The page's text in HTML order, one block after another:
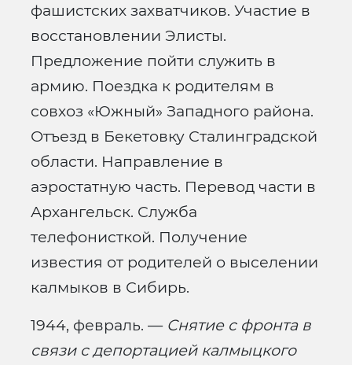
фашистских захватчиков. Участие в
восстановлении Элисты.
Предложение пойти служить в
армию. Поездка к родителям в
совхоз «Южный» Западного района.
Отъезд в Бекетовку Сталинградской
области. Направление в
аэростатную часть. Перевод части в
Архангельск. Служба
телефонисткой. Получение
известия от родителей о выселении
калмыков в Сибирь.
1944, февраль. — Снятие с фронта в
связи с депортацией калмыцкого